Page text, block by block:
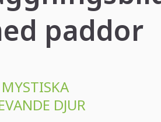
paddor
DJUR